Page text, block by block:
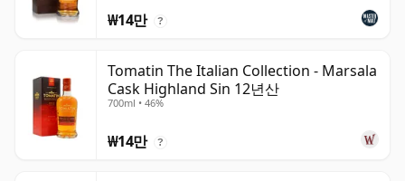
₩14만 ?
Tomatin The Italian Collection - Marsala
Cask Highland Sin 12년산
700ml • 46%
₩14만 ?